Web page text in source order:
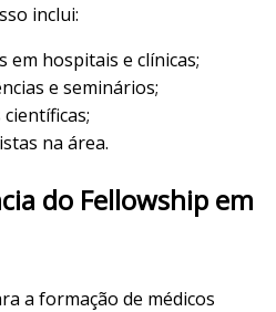
inclui:
em hospitais e clínicas;
e seminários;
na área.
do Fellowship em
a formação de médicos